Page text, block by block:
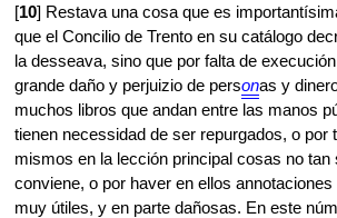
[10] Restava una cosa que es
que el Concilio de Trento en su catálogo
la desseava, sino que por falta de
grande daño y perjuizio de personas y
muchos libros que andan entre las manos
tienen necessidad de ser repurgados, o por
mismos en la lección principal cosas no tan
conviene, o por haver en ellos annotaciones
muy útiles, y en parte dañosas. En este